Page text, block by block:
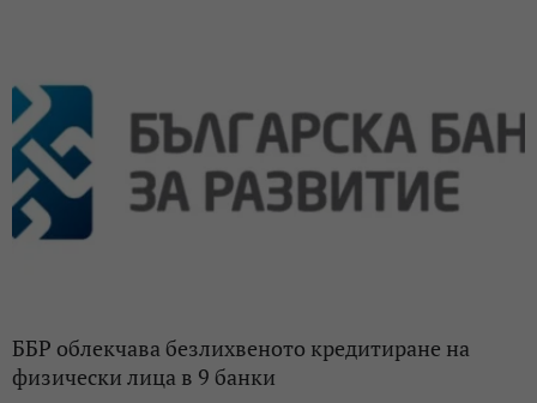
ББР облекчава безлихвеното кредитиране на
физически лица в 9 банки